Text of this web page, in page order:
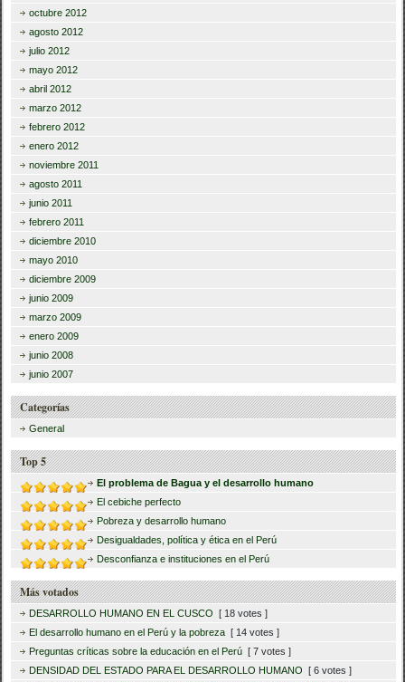
octubre 2012
agosto 2012
julio 2012
mayo 2012
abril 2012
marzo 2012
febrero 2012
enero 2012
noviembre 2011
agosto 2011
junio 2011
febrero 2011
diciembre 2010
mayo 2010
diciembre 2009
junio 2009
marzo 2009
enero 2009
junio 2008
junio 2007
Categorías
General
Top 5
El problema de Bagua y el desarrollo humano
El cebiche perfecto
Pobreza y desarrollo humano
Desigualdades, política y ética en el Perú
Desconfianza e instituciones en el Perú
Más votados
DESARROLLO HUMANO EN EL CUSCO [ 18 votes ]
El desarrollo humano en el Perú y la pobreza [ 14 votes ]
Preguntas críticas sobre la educación en el Perú [ 7 votes ]
DENSIDAD DEL ESTADO PARA EL DESARROLLO HUMANO [ 6 votes ]